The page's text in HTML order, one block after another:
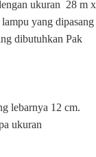
ukuran 28 m x
yang dipasang
dibutuhkan Pak
lebarnya 12 cm.
ukuran